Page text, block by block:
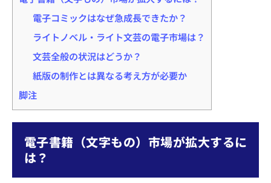
電子コミックはなぜ急成長できたか？
ライトノベル・ライト文芸の電子市場は？
文芸全般の状況はどうか？
紙版の制作とは異なる考え方が必要か
脚注
電子書籍（文字もの）市場が拡大するに
は？